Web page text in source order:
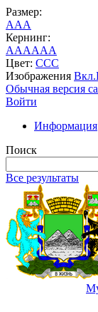
Размер:
AAA
Кернинг:
AAAAAA
Цвет: CCC
Изображения Вкл.
Обычная версия
Войти
Информация
Поиск
Все результаты